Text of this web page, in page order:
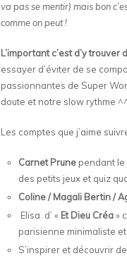
va pas se mentir) mais bon
comme on peut !
L’important c’est d’y
essayer d’éviter de se
passionnantes de Super
doute et notre slow rythme
Les comptes que j’aime
Carnet Prunependant le
des petits jeux et quiz
Coline / Magali Bertin /
Elisa d’ « Et Dieu Créa»
parisienne minimaliste
S’inspirer et découvrir